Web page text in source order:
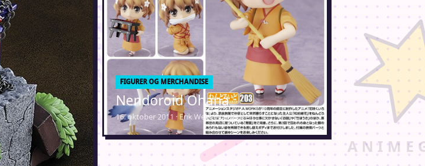
FIGURER OG MERCHANDISE
Nendoroid Ohana
16. oktober 2011 · Erik Weber-Lauridsen